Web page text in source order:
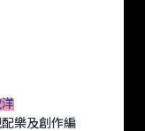
樂及創作編